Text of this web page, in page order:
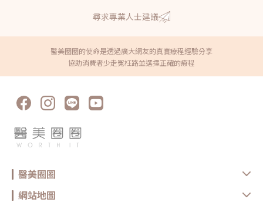
尋求專業人士建議
醫美圈圈的使命是透過廣大網友的真實療程經驗分享
協助消費者少走冤枉路並選擇正確的療程
醫美圈圈
網站地圖